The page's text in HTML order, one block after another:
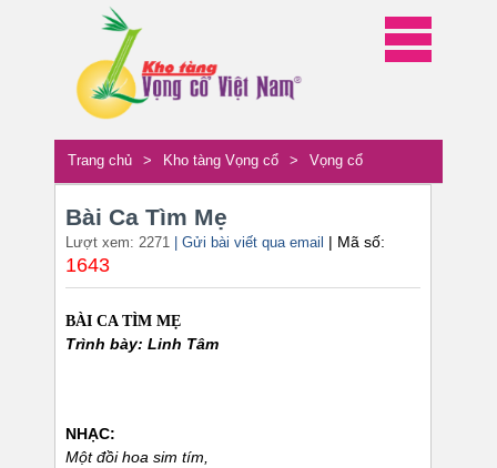
Trang chủ > Kho tàng Vọng cổ > Vọng cổ
Bài Ca Tìm Mẹ
Lượt xem: 2271 | Gửi bài viết qua email | Mã số:
1643
BÀI CA TÌM MẸ
Trình bày: Linh Tâm
NHẠC:
Một đồi hoa sim tím,